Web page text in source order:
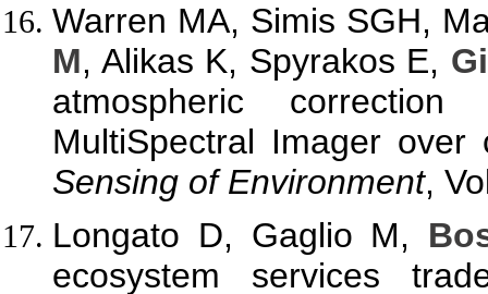
Warren MA, Simis SGH,
M, Alikas K, Spyrakos E,
atmospheric
MultiSpectral Imager
Sensing of Environment,
Longato D, Gaglio M,
ecosystem services